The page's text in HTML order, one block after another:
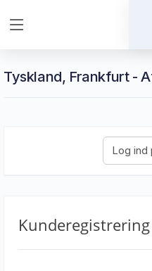
Tyskland, Frankfurt -
Kunderegistrering